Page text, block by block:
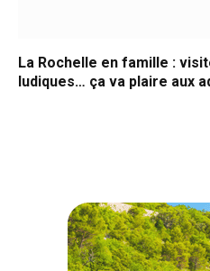
La Rochelle en famille :
ludiques… ça va plaire aux